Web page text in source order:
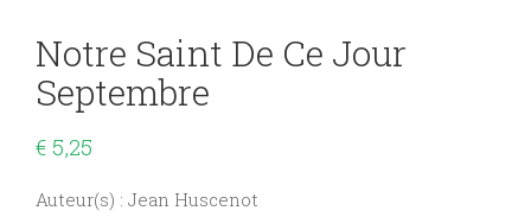
Notre Saint De Ce Jour
Septembre
€ 5,25
Auteur(s) : Jean Huscenot